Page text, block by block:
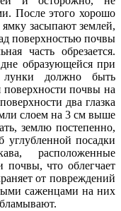
После этого хорошо
ямку засыпают землей,
поверхностью почвы
часть обрезается.
образующейся при
лунки должно быть
почвы на
два глазка
слоем на 3 см выше
землю постепенно,
углубленной посадки
расположенные
почвы, что облегчает
от повреждений
саженцами на них